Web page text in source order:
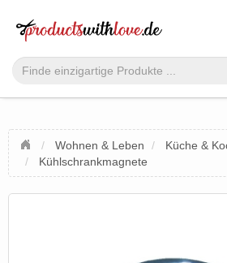
Wohnen & Leben
Küche &
Kühlschrankmagnete